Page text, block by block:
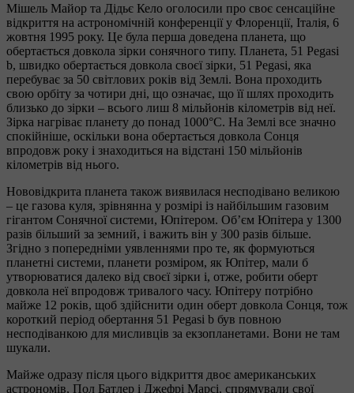
Мішель Майор та Дідьє Кело оголосили про своє сенсаційне
відкриття на астрономічній конференції у Флоренції, Італія, 6
жовтня 1995 року. Це була перша доведена планета, що
обертається довкола зірки сонячного типу. Планета, 51 Pegasi
b, швидко обертається довкола своєї зірки, 51 Pegasi, яка
перебуває за 50 світлових років від Землі. Вона проходить
свою орбіту за чотири дні, що означає, що її шлях проходить
близько до зірки – всього лиш 8 мільйонів кілометрів від неї.
Зірка нагріває планету до понад 1000°С. На Землі все значно
спокійніше, оскільки вона обертається довкола Сонця
впродовж року і знаходиться на відстані 150 мільйонів
кілометрів від нього.
Нововідкрита планета також виявилася несподівано великою
– це газова куля, зрівнянна у розмірі із найбільшим газовим
гігантом Сонячної системи, Юпітером. Об’єм Юпітера у 1300
разів більший за земний, і важить він у 300 разів більше.
Згідно з попередніми уявленнями про те, як формуються
планетні системи, планети розміром, як Юпітер, мали б
утворюватися далеко від своєї зірки і, отже, робити оберт
довкола неї впродовж тривалого часу. Юпітеру потрібно
майже 12 років, щоб здійснити один оберт довкола Сонця, тож
короткий період обертання 51 Pegasi b був повною
несподіванкою для мисливців за екзопланетами. Вони не там
шукали.
Майже одразу після цього відкриття двоє американських
астрономів, Пол Батлер і Джефрі Марсі, спрямували свої